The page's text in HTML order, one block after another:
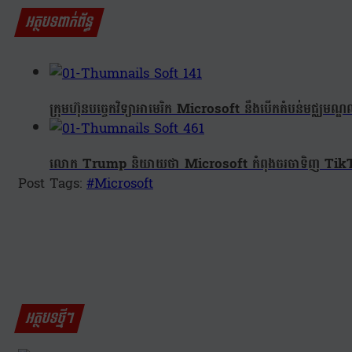
អត្ថបទពាក់ព័ន្ធ
ក្រុមហ៊ុនបច្ចេកវិទ្យាអាមេរិក Microsoft នឹងបើកតំបន់មជ្ឈមណ្
លោក Trump និយាយថា Microsoft កំពុងចរចាទិញ
Post Tags:#Microsoft
អត្ថបទថ្មីៗ